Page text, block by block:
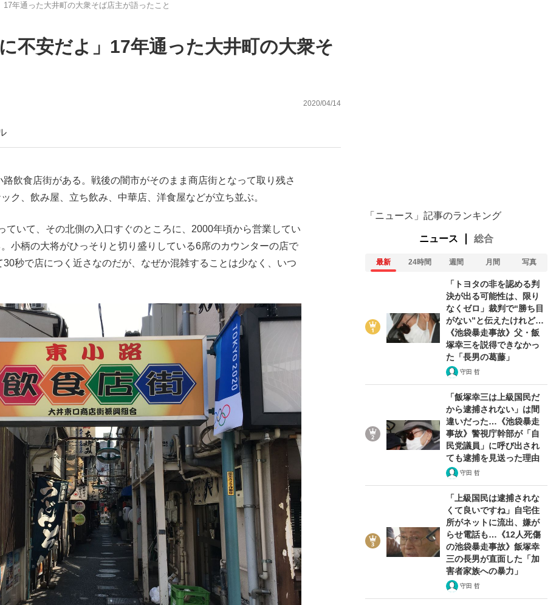
“照ノ富士に激怒され... 《BTS厳戒トーキョー滞在記》RM→渋谷で飲み会、JIN→伊豆の...
もっと見る
もっと見る
17年通った大井町の大衆そば店主が語ったこと
不安だよ」17年通った大井町の大衆そ
2020/04/14
飲食店街がある。戦後の闇市がそのまま商店街となって取り残さ
ク、飲み屋、立ち飲み、中華店、洋食屋などが立ち並ぶ。
いて、その北側の入口すぐのところに、2000年頃から営業してい
小柄の大将がひっそりと切り盛りしている6席のカウンターの店で
秒で店につく近さなのだが、なぜか混雑することは少なく、いつ
「ニュース」記事のランキング
ニュース 総合
最新 24時間 週間 月間 写真
「トヨタの非を認める判
決が出る可能性は、限り
なくゼロ」裁判で“勝ち目
がない”と伝えたけれど…
《池袋暴走事故》父・飯
塚幸三を説得できなかっ
た「長男の葛藤」
守田 哲
「飯塚幸三は上級国民だ
から逮捕されない」は間
違いだった…《池袋暴走
事故》警視庁幹部が「自
民党議員」に呼び出され
ても逮捕を見送った理由
守田 哲
「上級国民は逮捕されな
くて良いですね」自宅住
所がネットに流出、嫌が
らせ電話も…《12人死傷
の池袋暴走事故》飯塚幸
三の長男が直面した「加
害者家族への暴力」
守田 哲